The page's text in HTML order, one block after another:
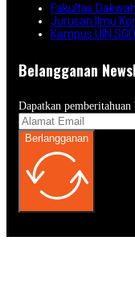
Fakultas
Jurusan Ilmu
Kampus UIN SGD
Belangganan
Dapatkan
Berlangganan